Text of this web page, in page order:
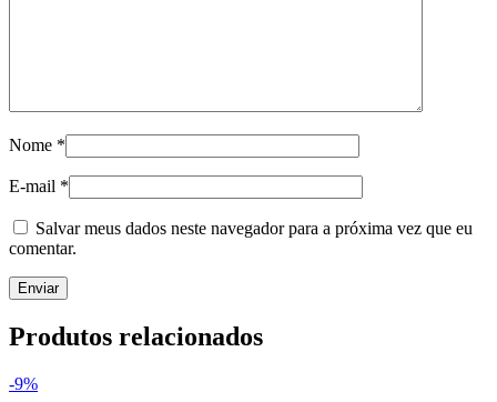
Nome *
E-mail *
Salvar meus dados neste navegador para a próxima vez que eu
comentar.
Produtos relacionados
-9%